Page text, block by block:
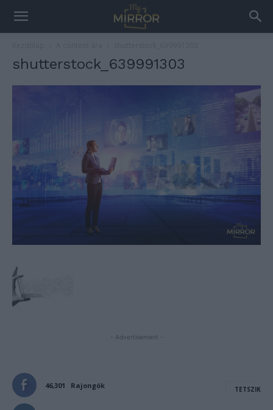
shutterstock_639991303
- Advertisement -
46,301 Rajongók TETSZIK